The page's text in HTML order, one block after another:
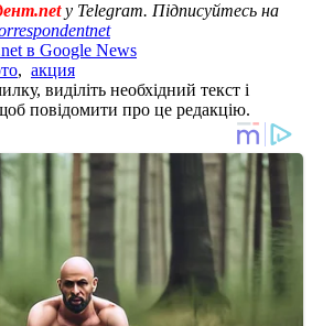
у Telegram. Підписуйтесь на
в Google News
, акция
виділіть необхідний текст і
повідомити про це редакцію.